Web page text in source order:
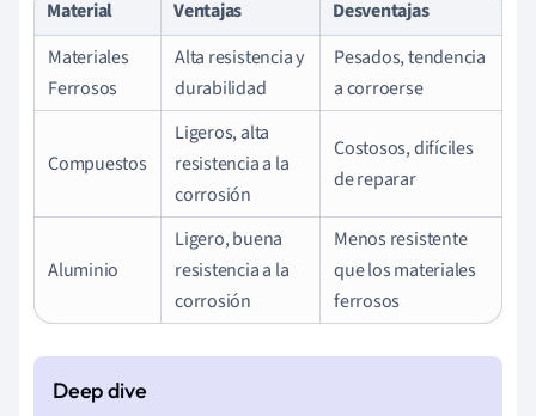
Material Ventajas
Desventajas
Materiales
Ferrosos
Alta resistencia y
durabilidad
Pesados, tendencia
a corroerse
Compuestos
Ligeros, alta
resistencia a la
corrosión
Costosos, difíciles
de reparar
Aluminio
Ligero, buena
resistencia a la
corrosión
Menos resistente
que los materiales
ferrosos